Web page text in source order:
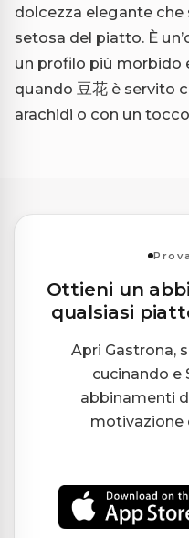
dolcezza elegante che
setosa del piatto. È
un profilo più morbido
quando 豆花 è servito
arachidi o con un
Ottieni un
qualsiasi
Apri Gastrona,
cucinando e
abbinamenti
motivazione